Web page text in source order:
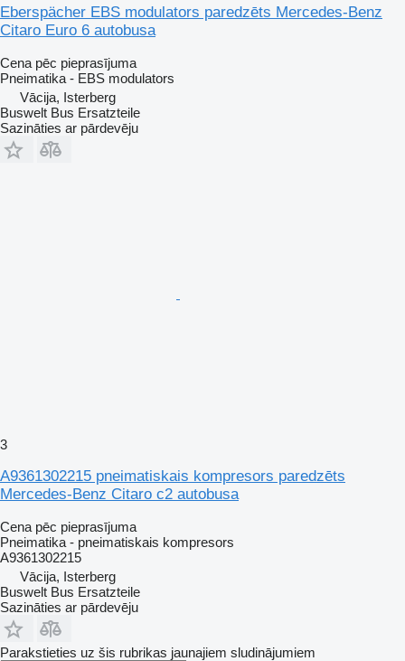
Eberspächer EBS modulators paredzēts Mercedes-Benz
Citaro Euro 6 autobusa
Cena pēc pieprasījuma
Pneimatika - EBS modulators
Vācija, Isterberg
Buswelt Bus Ersatzteile
Sazināties ar pārdevēju
3
A9361302215 pneimatiskais kompresors paredzēts
Mercedes-Benz Citaro c2 autobusa
Cena pēc pieprasījuma
Pneimatika - pneimatiskais kompresors
A9361302215
Vācija, Isterberg
Buswelt Bus Ersatzteile
Sazināties ar pārdevēju
Parakstieties uz šis rubrikas jaunajiem sludinājumiem